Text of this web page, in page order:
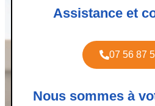
Assistance et
07 56 87
Nous sommes à